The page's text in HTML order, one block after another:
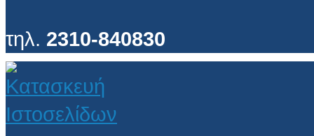
τηλ. 2310-840830